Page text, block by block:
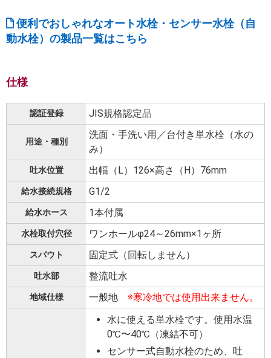
便利でおしゃれなオート水栓・センサー水栓（自
動水栓）の製品一覧はこちら
仕様
認証登録 JIS規格認定品
用途・種別
洗面・手洗い用／台付き単水栓（水の
み）
吐水位置 出幅（L）126×高さ（H）76mm
給水接続規格 G1/2
給水ホース 1本付属
水栓取付穴径 ワンホールφ24～26mm×1ヶ所
スパウト 固定式（回転しません）
吐水部 整流吐水
地域仕様 一般地 ※寒冷地では使用出来ません。
水に使える単水栓です。使用水温
0℃〜40℃（凍結不可）
センサー式自動水栓のため、吐